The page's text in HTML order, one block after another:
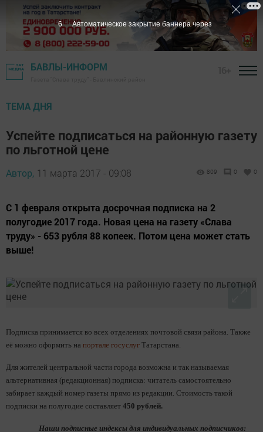
БАВЛЫ-ИНФОРМ
ТЕМА ДНЯ
Успейте подписаться на районную газету
по льготной цене
Автор, 11 марта 2017 - 09:08 809 0 0
С 1 февраля открыта досрочная подписка на 2
полугодие 2017 года. Новая цена на газету «Слава
труду» - 653 рубля 88 копеек. Потом цена может стать
выше!
Подписка принимается во всех отделениях почтовой связи района. Также
её можно оформить на портале госуслуг Татарстана.
Для жителей центральной части города возможна и так называемая
альтернативная (редакционная) подписка: читатель самостоятельно
забирает каждый номер газеты прямо из редакции. Стоимость такой
подписки на полугодие составляет 450 рублей.
Наши подписные индексы для индивидуальных подписчиков:
5 Автоматическое закрытие баннера через